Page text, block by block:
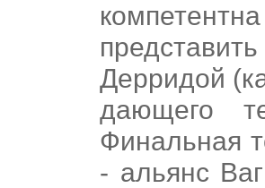
Дерридой
дающего
Финальная
- альянс